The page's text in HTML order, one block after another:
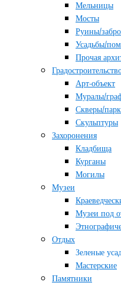
Мельницы
Мосты
Руины/
Усадьбы/
Прочая
Арт-объект
Муралы/
Скверы/
Скульптуры
Захоронения
Кладбища
Курганы
Могилы
Музеи
Музеи под
Отдых
Зеленые
Мастерские
Памятники